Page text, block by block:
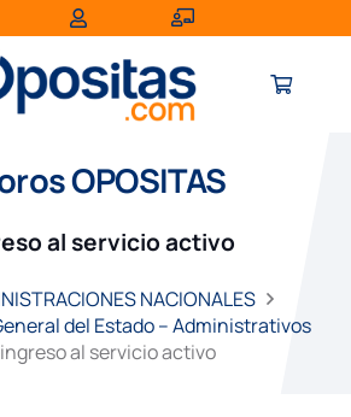
OPOSITAS
al servicio activo
NACIONALES
del Estado – Administrativos
al servicio activo